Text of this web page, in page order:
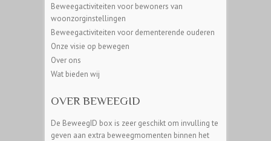
Beweegactiviteiten voor bewoners van
woonzorginstellingen
Beweegactiviteiten voor dementerende ouderen
Onze visie op bewegen
Over ons
Wat bieden wij
OVER BEWEEGID
De BeweegID box is zeer geschikt om invulling te
geven aan extra beweegmomenten binnen het